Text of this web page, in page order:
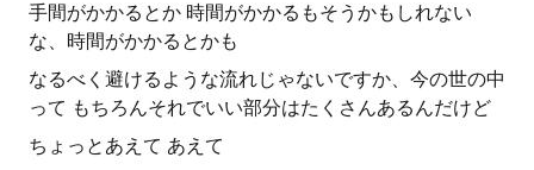
手間がかかるとか 時間がかかるもそうかもしれない
な、時間がかかるとかも
なるべく避けるような流れじゃないですか、今の世の中
って もちろんそれでいい部分はたくさんあるんだけど
ちょっとあえて あえて